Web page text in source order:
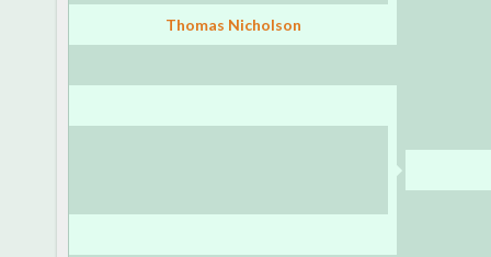
Thomas Nicholson